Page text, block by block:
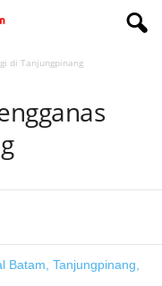
di Tanjungpinang